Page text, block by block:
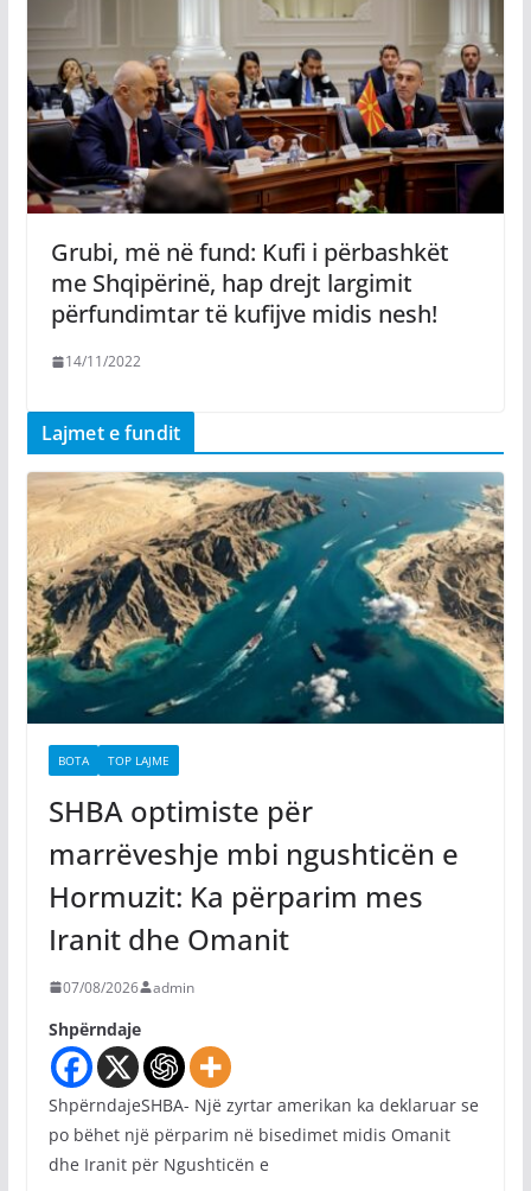
Grubi, më në fund: Kufi i përbashkët
me Shqipërinë, hap drejt largimit
përfundimtar të kufijve midis nesh!
14/11/2022
Lajmet e fundit
BOTA TOP LAJME
SHBA optimiste për
marrëveshje mbi ngushticën e
Hormuzit: Ka përparim mes
Iranit dhe Omanit
07/08/2026 admin
Shpërndaje
ShpërndajeSHBA- Një zyrtar amerikan ka deklaruar se
po bëhet një përparim në bisedimet midis Omanit
dhe Iranit për Ngushticën e